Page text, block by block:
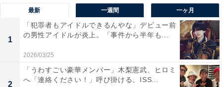
最新 一週間 一ヶ月
1
「犯罪者もアイドルできるんやな」デビュー前
の男性アイドルが炎上。「事件から半年も...
2026/03/25
2
「うわすごい豪華メンバー」木梨憲武、ヒロミ
へ「連絡ください！」呼び掛ける。ISS...